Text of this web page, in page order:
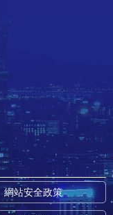
網站安全政策